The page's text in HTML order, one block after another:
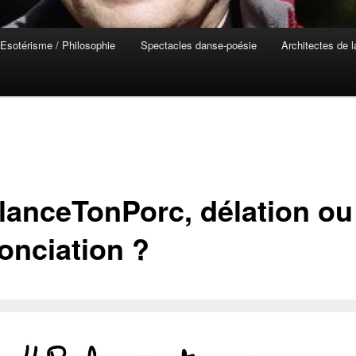
Esotérisme / Philosophie Spectacles danse-poésie Architectes de
délation ou
?